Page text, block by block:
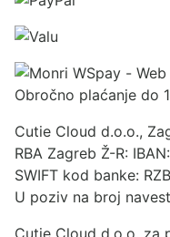
Obročno plaćanje do
Cutie Cloud d.o.o.,
RBA Zagreb Ž-R:
SWIFT kod banke:
U poziv na broj